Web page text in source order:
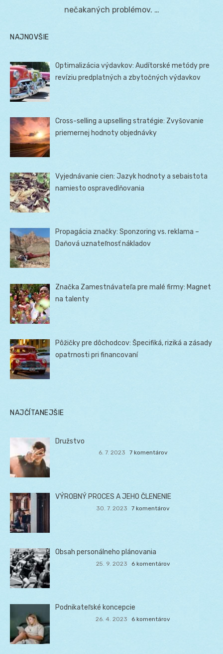
nečakaných problémov. …
NAJNOVŠIE
Optimalizácia výdavkov: Audítorské metódy pre
revíziu predplatných a zbytočných výdavkov
Cross-selling a upselling stratégie: Zvyšovanie
priemernej hodnoty objednávky
Vyjednávanie cien: Jazyk hodnoty a sebaistota
namiesto ospravedlňovania
Propagácia značky: Sponzoring vs. reklama –
Daňová uznateľnosť nákladov
Značka Zamestnávateľa pre malé firmy: Magnet
na talenty
Pôžičky pre dôchodcov: Špecifiká, riziká a zásady
opatrnosti pri financovaní
NAJČÍTANEJŠIE
Družstvo
6. 7. 2023 7 komentárov
VÝROBNÝ PROCES A JEHO ČLENENIE
30. 7. 2023 7 komentárov
Obsah personálneho plánovania
25. 9. 2023 6 komentárov
Podnikateľské koncepcie
26. 4. 2023 6 komentárov